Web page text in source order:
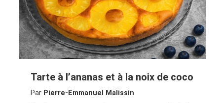
Tarte à l’ananas et à la noix de coco
Par Pierre-Emmanuel Malissin